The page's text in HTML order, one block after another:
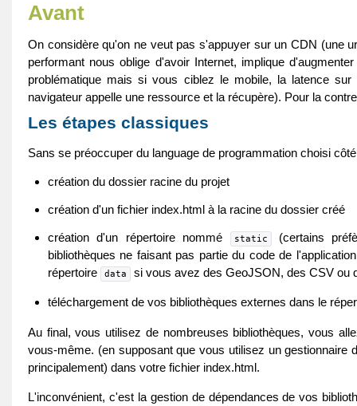
Avant
On considère qu'on ne veut pas s'appuyer sur un CDN (une
performant nous oblige d'avoir Internet, implique
problématique mais si vous ciblez le mobile, la latence
navigateur appelle une ressource et la récupère). Pour la
Les étapes classiques
Sans se préoccuper du language de programmation choisi
création du dossier racine du projet
création d'un fichier index.html à la racine du dossier créé
création d'un répertoire nommé static
(certains
bibliothèques ne faisant pas partie du code de
répertoire
data si vous avez des GeoJSON, des CSV ou
téléchargement de vos bibliothèques externes dans le
Au final, vous utilisez de nombreuses bibliothèques, vous
vous-même. (en supposant que vous utilisez un
principalement) dans votre fichier index.html.
L'inconvénient, c'est la gestion de dépendances de vos